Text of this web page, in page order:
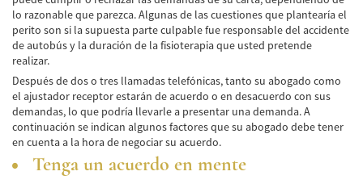
Lesiones en los Accidentes Peatonales
Recuperación de la Compensación
Lesiones Catastróficas
Accidentes de Avión
Accidentes de Automóvil
lo razonable que parezca. Algunas de las cuestiones que plantearía el
perito son si la supuesta parte culpable fue responsable del accidente
de autobús y la duración de la fisioterapia que usted pretende
realizar.
Después de dos o tres llamadas telefónicas, tanto su abogado como
el ajustador receptor estarán de acuerdo o en desacuerdo con sus
demandas, lo que podría llevarle a presentar una demanda. A
continuación se indican algunos factores que su abogado debe tener
en cuenta a la hora de negociar su acuerdo.
Tenga un acuerdo en mente